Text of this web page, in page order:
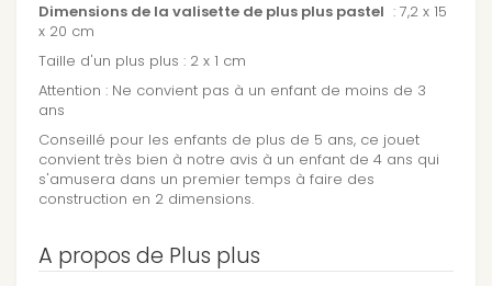
Dimensions de la valisette de plus plus pastel : 7,2 x 15
x 20 cm
Taille d'un plus plus : 2 x 1 cm
Attention : Ne convient pas à un enfant de moins de 3
ans
Conseillé pour les enfants de plus de 5 ans, ce jouet
convient très bien à notre avis à un enfant de 4 ans qui
s'amusera dans un premier temps à faire des
construction en 2 dimensions.
A propos de Plus plus